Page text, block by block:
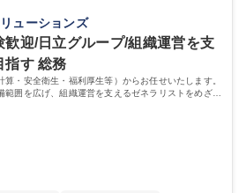
ューションズ
歓迎/日立グループ/組織運営を支
指す 総務
・安全衛生・福利厚生等）からお任せいたします。
囲を広げ、組織運営を支えるゼネラリストをめざせ